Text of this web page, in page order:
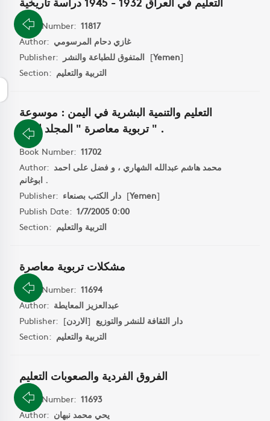
Book Number: 11817
Author: غازي دحام المرسومي
Publisher: المتفوق للطباعة والنشر [Yemen]
Section: التربية والتعليم
التعليم والتنمية البشرية في اليمن : موسوعة
تربوية معاصرة " المجلد الاول " .
Book Number: 11702
Author: محمد هاشم عبدالله الشهاري ، و فضل على احمد
ابوغانم .
Publisher: دار الكتب بصنعاء [Yemen]
Publish Date: 1/7/2005 0:00
Section: التربية والتعليم
مشكلات تربوية معاصرة
Book Number: 11694
Author: عبدالعزيز المعايطة
Publisher:
دار الثقافة للنشر والتوزيع [الاردن]
Section: التربية والتعليم
الفروق الفردية والصعوبات التعليم
Book Number: 11693
Author: يحي محمد نبهان